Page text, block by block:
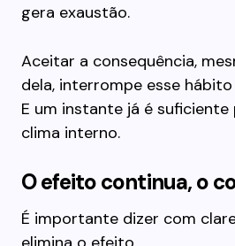
gera exaustão.
Aceitar a consequência,
dela, interrompe esse
E um instante já é
clima interno.
O efeito continua, o
É importante dizer com